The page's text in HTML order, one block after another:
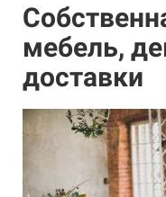
мебель,
доставки